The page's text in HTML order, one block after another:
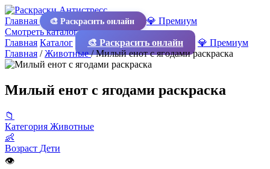
Главная 🎨 Раскрасить онлайн
💎 Премиум
Смотреть каталог
Главная Каталог 🎨 Раскрасить онлайн
💎 Премиум
Главная /Животные/Милый енот с ягодами раскраска
Милый енот с ягодами раскраска
📁
Категория Животные
👶
Возраст Дети
👁